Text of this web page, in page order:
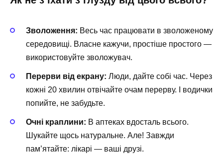
Зволоження: Весь час працювати в зволоженому
середовищі. Власне кажучи, простіше простого —
використовуйте зволожувач.
Перерви від екрану: Люди, дайте собі час. Через
кожні 20 хвилин отвічайте очам перерву. І водички
попийте, не забудьте.
Очні краплини: В аптеках вдосталь всього.
Шукайте щось натуральне. Але! Завжди
пам’ятайте: лікарі — ваші друзі.